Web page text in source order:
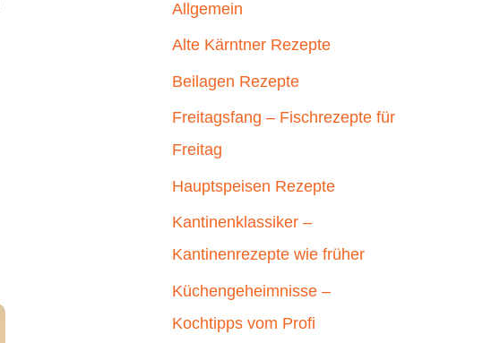
Allgemein
Alte Kärntner Rezepte
Beilagen Rezepte
Freitagsfang – Fischrezepte für
Freitag
Hauptspeisen Rezepte
Kantinenklassiker –
Kantinenrezepte wie früher
Küchengeheimnisse –
Kochtipps vom Profi